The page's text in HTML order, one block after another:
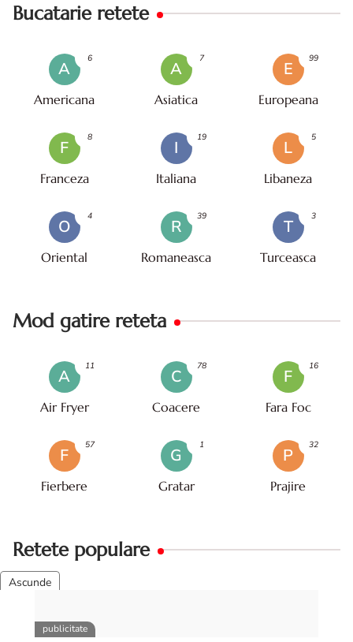
Bucatarie retete
A
Americana
6
A
Asiatica
7
E
Europeana
99
F
Franceza
8
I
Italiana
19
L
Libaneza
5
O
Oriental
4
R
Romaneasca
39
T
Turceasca
3
Mod gatire reteta
A
Air Fryer
11
C
Coacere
78
F
Fara Foc
16
F
Fierbere
57
G
Gratar
1
P
Prajire
32
Retete populare